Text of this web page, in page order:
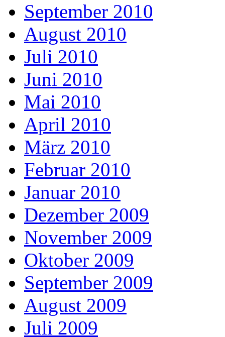
September 2010
August 2010
Juli 2010
Juni 2010
Mai 2010
April 2010
März 2010
Februar 2010
Januar 2010
Dezember 2009
November 2009
Oktober 2009
September 2009
August 2009
Juli 2009